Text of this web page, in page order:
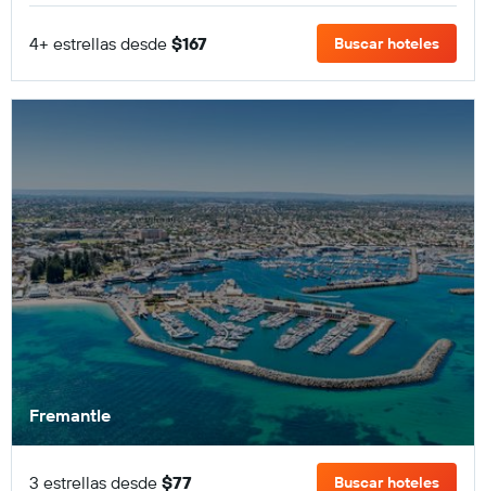
4+ estrellas desde $167 Buscar hoteles
Fremantle
3 estrellas desde $77 Buscar hoteles